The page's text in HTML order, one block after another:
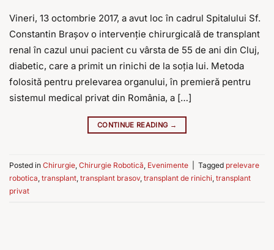
Vineri, 13 octombrie 2017, a avut loc în cadrul Spitalului Sf.
Constantin Brașov o intervenție chirurgicală de transplant
renal în cazul unui pacient cu vârsta de 55 de ani din Cluj,
diabetic, care a primit un rinichi de la soția lui. Metoda
folosită pentru prelevarea organului, în premieră pentru
sistemul medical privat din România, a […]
CONTINUE READING →
Posted in Chirurgie, Chirurgie Robotică, Evenimente Tagged prelevare
robotica, transplant, transplant brasov, transplant de rinichi, transplant
privat